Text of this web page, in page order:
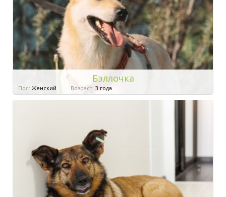
Бэллочка
Пол: Женский Возраст: 3 года